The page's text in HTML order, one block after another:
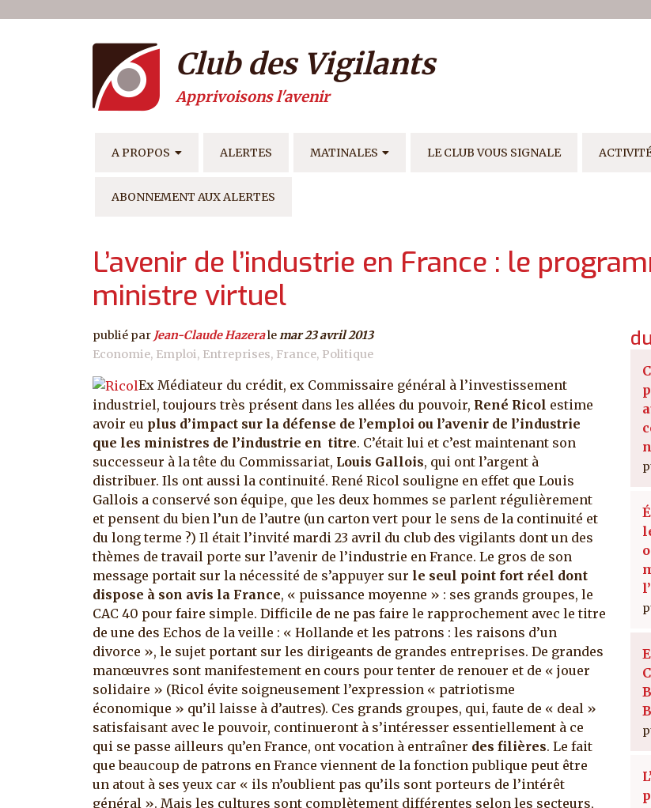
Menu du compte de l'utilisateur
Club des Vigilants
Apprivoisons l'avenir
NAVIGATION PRINCIPALE
A PROPOS ALERTES MATINALES LE CLUB VOUS SIGNALE
ABONNEMENT AUX ALERTES
L’avenir de l’industrie en France : le
ministre virtuel
publié par Jean-Claude Hazerale mar 23 avril 2013
Economie Emploi Entreprises France Politique
Ex Médiateur du crédit, ex Commissaire général à l’investissement
industriel, toujours très présent dans les allées du pouvoir, René Ricol estime
avoir eu plus d’impact sur la défense de l’emploi ou l’avenir de l’industrie
que les ministres de l’industrie en titre. C’était lui et c’est maintenant son
successeur à la tête du Commissariat, Louis Gallois, qui ont l’argent à
distribuer. Ils ont aussi la continuité. René Ricol souligne en effet que Louis
Gallois a conservé son équipe, que les deux hommes se parlent régulièrement
et pensent du bien l’un de l’autre (un carton vert pour le sens de la continuité et
du long terme ?) Il était l’invité mardi 23 avril du club des vigilants dont un des
thèmes de travail porte sur l’avenir de l’industrie en France. Le gros de son
message portait sur la nécessité de s’appuyer sur le seul point fort réel dont
dispose à son avis la France, « puissance moyenne » : ses grands groupes, le
CAC 40 pour faire simple. Difficile de ne pas faire le rapprochement avec le titre
de une des Echos de la veille : « Hollande et les patrons : les raisons d’un
divorce », le sujet portant sur les dirigeants de grandes entreprises. De grandes
manœuvres sont manifestement en cours pour tenter de renouer et de « jouer
solidaire » (Ricol évite soigneusement l’expression « patriotisme
économique » qu’il laisse à d’autres). Ces grands groupes, qui, faute de « deal »
satisfaisant avec le pouvoir, continueront à s’intéresser essentiellement à ce
qui se passe ailleurs qu’en France, ont vocation à entraîner des filières. Le fait
que beaucoup de patrons en France viennent de la fonction publique peut être
un atout à ses yeux car « ils n’oublient pas qu’ils sont porteurs de l’intérêt
général ». Mais les cultures sont complètement différentes selon les secteurs,